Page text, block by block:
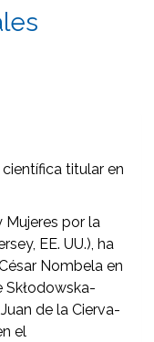
titular en
Mujeres por la
EE. UU.), ha
Nombela en
Skłodowska-
de la Cierva-
el